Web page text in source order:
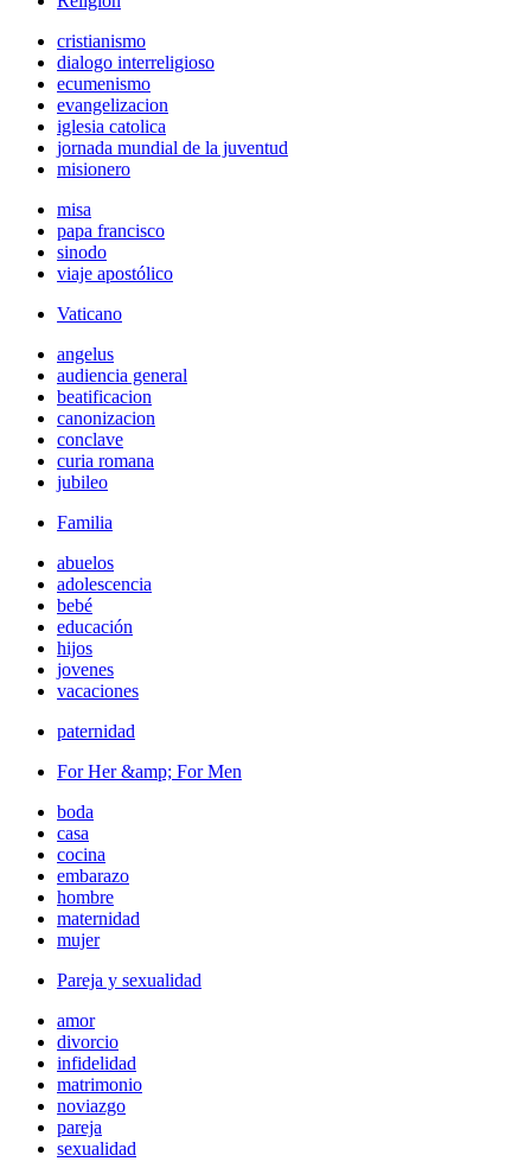
cristianismo
dialogo interreligioso
ecumenismo
evangelizacion
iglesia catolica
jornada mundial de la juventud
misionero
misa
papa francisco
sinodo
viaje apostólico
Vaticano
angelus
audiencia general
beatificacion
canonizacion
conclave
curia romana
jubileo
Familia
abuelos
adolescencia
bebé
educación
hijos
jovenes
vacaciones
paternidad
For Her &amp; For Men
boda
casa
cocina
embarazo
hombre
maternidad
mujer
Pareja y sexualidad
amor
divorcio
infidelidad
matrimonio
noviazgo
pareja
sexualidad